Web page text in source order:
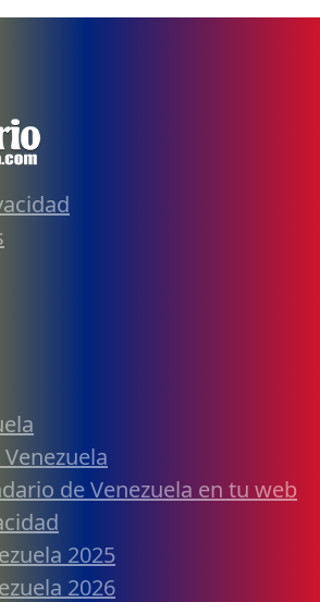
Venezuela
de Venezuela en tu web
2025
2026